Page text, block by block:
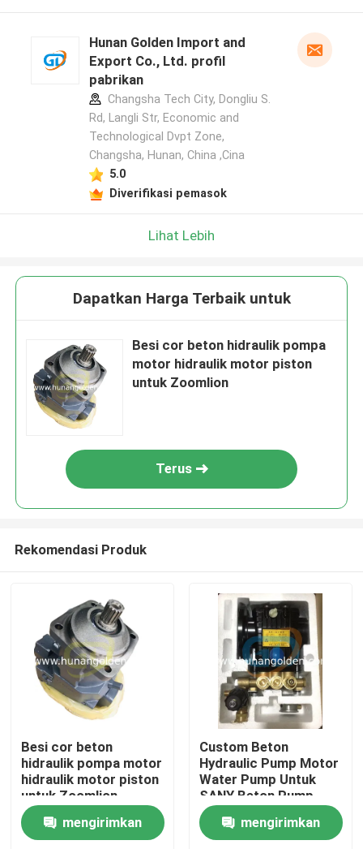
Rumah
Produk
Hunan Golden Import and
Export Co., Ltd. profil
pabrikan
Changsha Tech City, Dongliu S.
Rd, Langli Str, Economic and
Technological Dvpt Zone,
Changsha, Hunan, China ,Cina
5.0
Diverifikasi pemasok
Lihat Lebih
Dapatkan Harga Terbaik untuk
Besi cor beton hidraulik pompa
motor hidraulik motor piston
untuk Zoomlion
Terus
Rekomendasi Produk
Besi cor beton
hidraulik pompa motor
hidraulik motor piston
untuk Zoomlion
mengirimkan
Custom Beton
Hydraulic Pump Motor
Water Pump Untuk
SANY Beton Pump
Truck
mengirimkan